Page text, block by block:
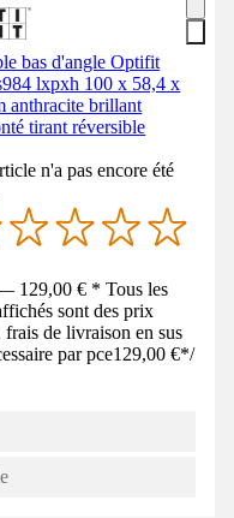
bas d'angle Optifit
lxpxh 100 x 58,4 x
anthracite brillant
tirant réversible
n'a pas encore été
129,00 € * Tous les
sont des prix
de livraison en sus
par pce129,00 €*/